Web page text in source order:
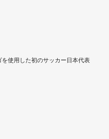
使用した初のサッカー日本代表